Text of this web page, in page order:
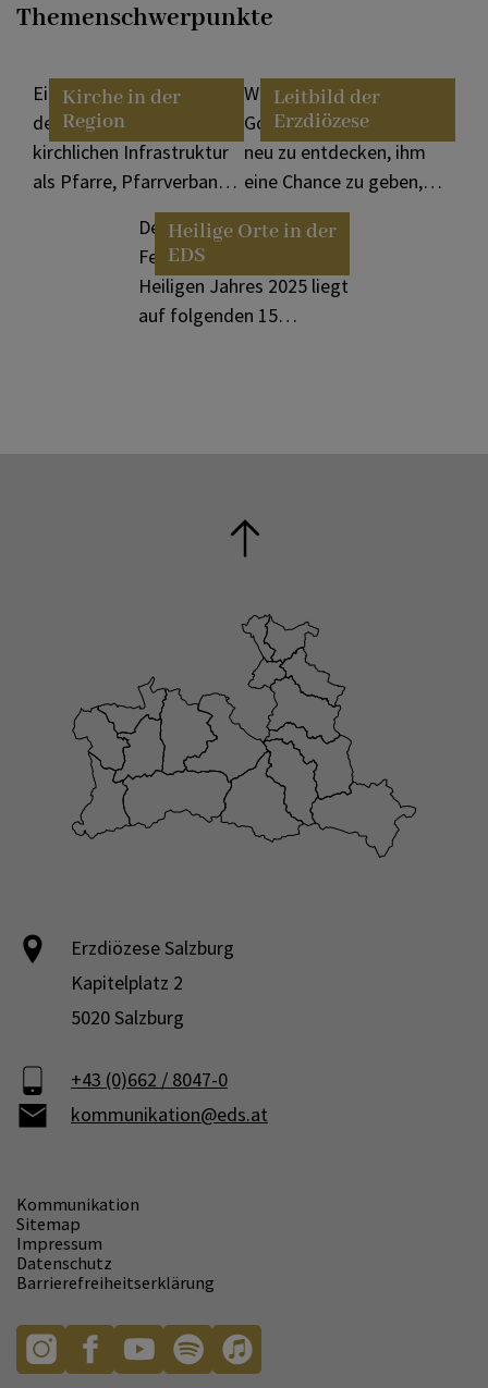
Themenschwerpunkte
Kirche in der
Region
Ein Projekt mit dem Ziel
der Sicherung der
kirchlichen Infrastruktur
als Pfarre, Pfarrverband
Leitbild der
Erzdiözese
Wir halten die Frage nach
Gott wach! Ihn ständig
neu zu entdecken, ihm
eine Chance zu geben,
dazu sind wir da. Unsere
Sendung!
Heilige Orte in der
EDS
Der Fokus der
Feierlichkeiten des
Heiligen Jahres 2025 liegt
auf folgenden 15
Erzdiözese Salzburg
Kapitelplatz 2
5020 Salzburg
+43 (0)662 / 8047-0
kommunikation@eds.at
Kommunikation
Sitemap
Impressum
Datenschutz
Barrierefreiheitserklärung